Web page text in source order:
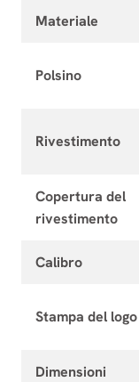
Materiale
Polsino
Rivestimento
Copertura del
rivestimento
Calibro
Stampa del logo
Dimensioni